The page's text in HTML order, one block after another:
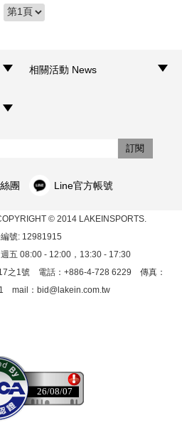
相關活動 News
訂閱
團 Line官方帳號
© 2014 LAKEINSPORTS.
號: 12981915
五 08:00 - 12:00，13:30 - 17:30
之1號 電話：+886-4-728 6229 傳真：
mail： bid@lakein.com.tw
26/08/07